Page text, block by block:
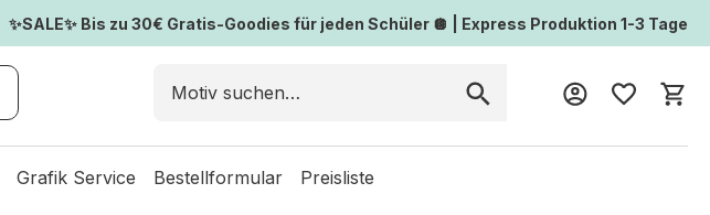
✨SALE✨ Bis zu 30€ Gratis-Goodies für jeden Schüler 🪩 | Express Produktion 1-3 Tage
Grafik Service Bestellformular Preisliste